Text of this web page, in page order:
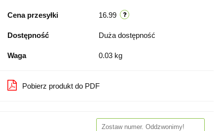
Cena przesyłki 16.99
Dostępność Duża dostępność
Waga 0.03 kg
Pobierz produkt do PDF